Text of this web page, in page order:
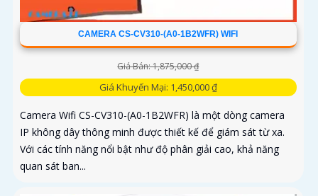
CAMERA CS-CV310-(A0-1B2WFR) WIFI
Giá Bán: 1,875,000 ₫
Giá Khuyến Mại: 1,450,000 ₫
Camera Wifi CS-CV310-(A0-1B2WFR) là một dòng camera
IP không dây thông minh được thiết kế để giám sát từ xa.
Với các tính năng nổi bật như độ phân giải cao, khả năng
quan sát ban...